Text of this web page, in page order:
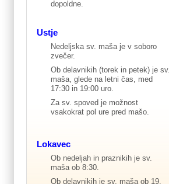
dopoldne.
Ustje
Nedeljska sv. maša je v soboro
zvečer.
Ob delavnikih (torek in petek) je sv.
maša, glede na letni čas, med
17:30 in 19:00 uro.
Za sv. spoved je možnost
vsakokrat pol ure pred mašo.
Lokavec
Ob nedeljah in praznikih je sv.
maša ob 8:30.
Ob delavnikih je sv. maša ob 19.